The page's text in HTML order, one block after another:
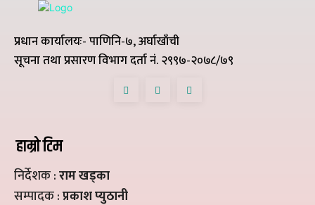
प्रधान कार्यालयः- पाणिनि-७, अर्घाखाँची
सूचना तथा प्रसारण विभाग दर्ता नं. २९९७-२०७८/७९
हाम्रो टिम
निर्देशक :राम खड्का
सम्पादक :प्रकाश प्युठानी